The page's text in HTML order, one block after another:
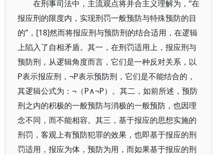
在刑事司法中，主流观点将并合主义理解为，“在
报应刑的限度内，实现刑罚一般预防与特殊预防的目
的”，[18]然而将报应刑与预防刑的结合适用，在逻辑
上陷入了自相矛盾。其一，在刑罚适用上，报应刑与
预防刑，从逻辑角度而言，它们是一种反对关系，以
P表示报应刑，¬P表示预防刑，它们是不能结合的，
其逻辑公式为：¬（P∧¬P）。其二，如前所述，预防
刑之内的积极的一般预防与消极的一般预防，也因理
念不同，而不能相容。其三，基于报应的思想实施的
刑罚，客观上有预防犯罪的效果，也即基于报应的刑
罚适用，报应为体，预防为用，而如果基于报应的刑